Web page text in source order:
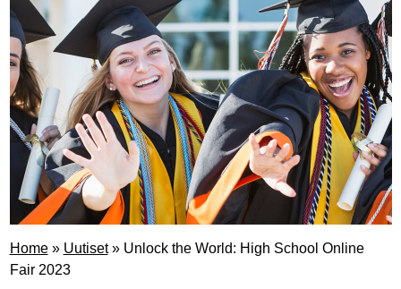
Suunnittele
vaihtosi
Ryhdy
isäntäperheeksi
Home» Uutiset» Unlock the World: High School Online
Fair 2023